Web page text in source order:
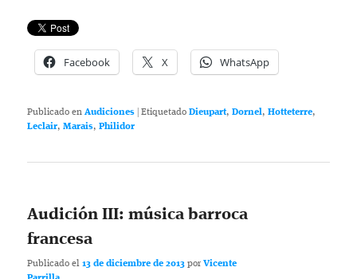
Facebook X WhatsApp
Publicado en Audiciones |Etiquetado Dieupart,Dornel,Hotteterre,
Leclair,Marais,Philidor
Audición III: música barroca
francesa
Publicado el13 de diciembre de 2013 porVicente